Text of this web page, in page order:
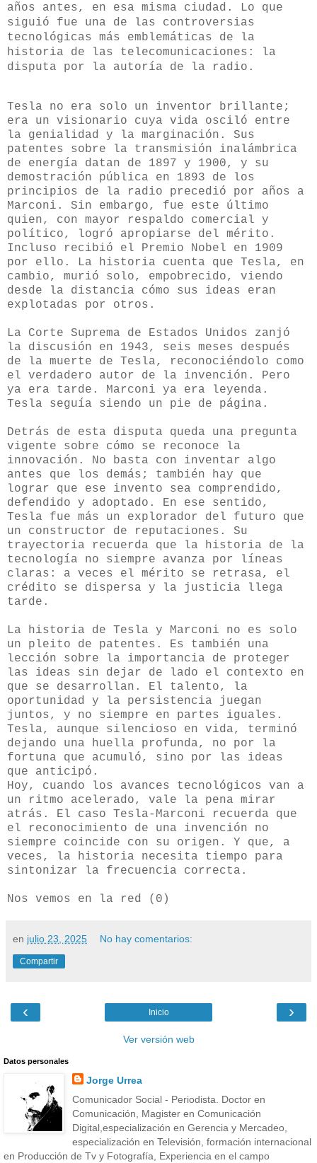
años antes, en esa misma ciudad. Lo que
siguió fue una de las controversias
tecnológicas más emblemáticas de la
historia de las telecomunicaciones: la
disputa por la autoría de la radio.
Tesla no era solo un inventor brillante;
era un visionario cuya vida osciló entre
la genialidad y la marginación. Sus
patentes sobre la transmisión inalámbrica
de energía datan de 1897 y 1900, y su
demostración pública en 1893 de los
principios de la radio precedió por años a
Marconi. Sin embargo, fue este último
quien, con mayor respaldo comercial y
político, logró apropiarse del mérito.
Incluso recibió el Premio Nobel en 1909
por ello. La historia cuenta que Tesla, en
cambio, murió solo, empobrecido, viendo
desde la distancia cómo sus ideas eran
explotadas por otros.
La Corte Suprema de Estados Unidos zanjó
la discusión en 1943, seis meses después
de la muerte de Tesla, reconociéndolo como
el verdadero autor de la invención. Pero
ya era tarde. Marconi ya era leyenda.
Tesla seguía siendo un pie de página.
Detrás de esta disputa queda una pregunta
vigente sobre cómo se reconoce la
innovación. No basta con inventar algo
antes que los demás; también hay que
lograr que ese invento sea comprendido,
defendido y adoptado. En ese sentido,
Tesla fue más un explorador del futuro que
un constructor de reputaciones. Su
trayectoria recuerda que la historia de la
tecnología no siempre avanza por líneas
claras: a veces el mérito se retrasa, el
crédito se dispersa y la justicia llega
tarde.
La historia de Tesla y Marconi no es solo
un pleito de patentes. Es también una
lección sobre la importancia de proteger
las ideas sin dejar de lado el contexto en
que se desarrollan. El talento, la
oportunidad y la persistencia juegan
juntos, y no siempre en partes iguales.
Tesla, aunque silencioso en vida, terminó
dejando una huella profunda, no por la
fortuna que acumuló, sino por las ideas
que anticipó.
Hoy, cuando los avances tecnológicos van a
un ritmo acelerado, vale la pena mirar
atrás. El caso Tesla-Marconi recuerda que
el reconocimiento de una invención no
siempre coincide con su origen. Y que, a
veces, la historia necesita tiempo para
sintonizar la frecuencia correcta.
Nos vemos en la red (0)
en julio 23, 2025 No hay comentarios:
Compartir
‹ ›
Inicio
Ver versión web
Datos personales
Jorge Urrea
Comunicador Social - Periodista. Doctor en
Comunicación, Magister en Comunicación
Digital,especialización en Gerencia y Mercadeo,
especialización en Televisión, formación internacional
en Producción de Tv y Fotografía, Experiencia en el campo